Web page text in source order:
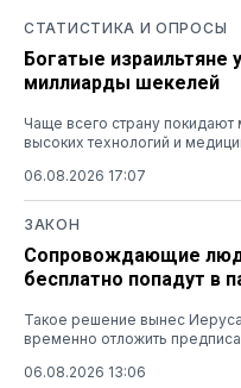
СТАТИСТИКА И ОПРОСЫ
Богатые израильтяне
миллиарды шекелей
Чаще всего страну
высоких технологий и
06.08.2026 17:07
ЗАКОН
Сопровождающие
бесплатно попадут в
Такое решение вынес
временно отложить
06.08.2026 13:06